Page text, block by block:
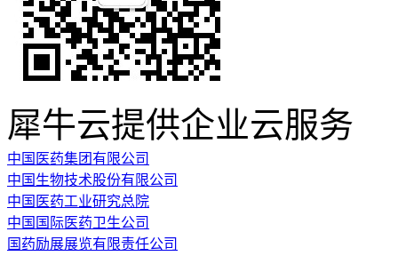
犀牛云提供企业云服务
中国医药集团有限公司
中国生物技术股份有限公司
中国医药工业研究总院
中国国际医药卫生公司
国药励展展览有限责任公司